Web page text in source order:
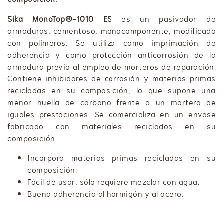
Sika MonoTop®-1010 ES es un pasivador de
armaduras, cementoso, monocomponente, modificado
con polímeros. Se utiliza como imprimación de
adherencia y como protección anticorrosión de la
armadura previo al empleo de morteros de reparación.
Contiene inhibidores de corrosión y materias primas
recicladas en su composición, lo que supone una
menor huella de carbono frente a un mortero de
iguales prestaciones. Se comercializa en un envase
fabricado con materiales reciclados en su
composición.
Incorpora materias primas recicladas en su
composición.
Fácil de usar, sólo requiere mezclar con agua.
Buena adherencia al hormigón y al acero.